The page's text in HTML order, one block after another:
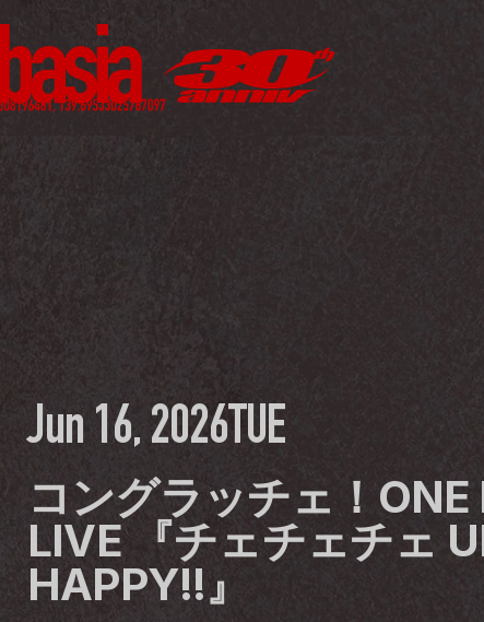
Jun 16, 2026TUE
コングラッチェ！
LIVE 『チェチェチェ
HAPPY!!』